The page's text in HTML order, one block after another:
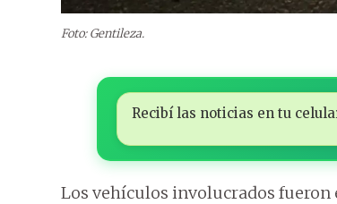
Foto: Gentileza.
Recibí las noticias en tu
Los vehículos involucrados